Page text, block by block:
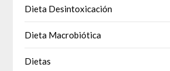
Dieta Desintoxicación
Dieta Macrobiótica
Dietas